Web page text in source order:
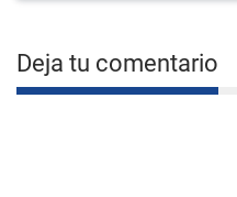
Deja tu comentario